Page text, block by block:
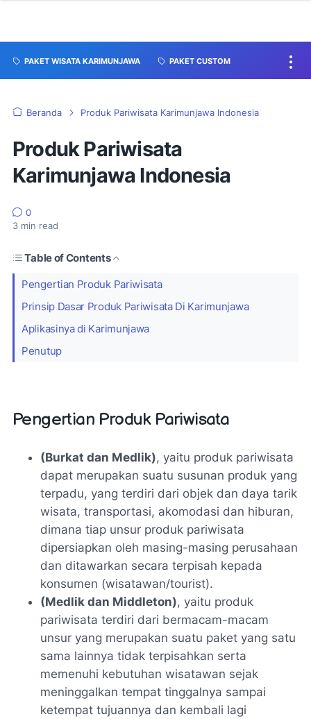
PAKET WISATA KARIMUNJAWA PAKET CUSTOM
Beranda Produk Pariwisata Karimunjawa Indonesia
Produk Pariwisata
Karimunjawa Indonesia
0
3 min read
Table of Contents
Pengertian Produk Pariwisata
Prinsip Dasar Produk Pariwisata Di Karimunjawa
Aplikasinya di Karimunjawa
Penutup
Pengertian Produk Pariwisata
(Burkat dan Medlik), yaitu produk pariwisata
dapat merupakan suatu susunan produk yang
terpadu, yang terdiri dari objek dan daya tarik
wisata, transportasi, akomodasi dan hiburan,
dimana tiap unsur produk pariwisata
dipersiapkan oleh masing-masing perusahaan
dan ditawarkan secara terpisah kepada
konsumen (wisatawan/tourist).
(Medlik dan Middleton), yaitu produk
pariwisata terdiri dari bermacam-macam
unsur yang merupakan suatu paket yang satu
sama lainnya tidak terpisahkan serta
memenuhi kebutuhan wisatawan sejak
meninggalkan tempat tinggalnya sampai
ketempat tujuannya dan kembali lagi